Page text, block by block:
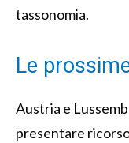
tassonomia.
Le
Austria e
presentare